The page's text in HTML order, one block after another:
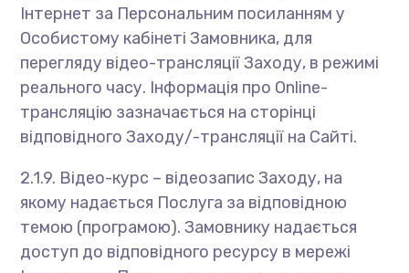
Інтернет за Персональним посиланням у
Особистому кабінеті Замовника, для
перегляду відео-трансляції Заходу, в режимі
реального часу. Інформація про Online-
трансляцію зазначається на сторінці
відповідного Заходу/-трансляції на Сайті.
2.1.9. Відео-курс – відеозапис Заходу, на
якому надається Послуга за відповідною
темою (програмою). Замовнику надається
доступ до відповідного ресурсу в мережі